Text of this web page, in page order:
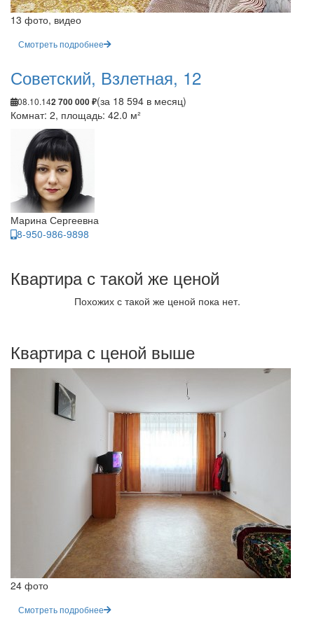
13 фото, видео
Смотреть подробнее
Советский, Взлетная, 12
08.10.142 700 000 ₽(за 18 594 в месяц)
Комнат: 2, площадь: 42.0 м²
Марина Сергеевна
8-950-986-9898
Квартира с такой же ценой
Похожих с такой же ценой пока нет.
Квартира с ценой выше
24 фото
Смотреть подробнее